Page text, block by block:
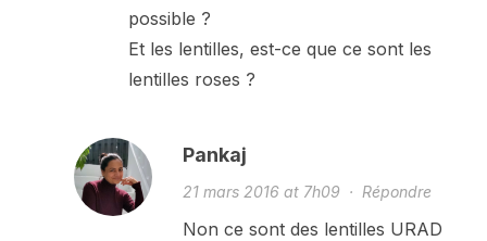
possible ?
Et les lentilles, est-ce que ce sont les
lentilles roses ?
Pankaj
21 mars 2016 at 7h09 · Répondre
Non ce sont des lentilles URAD